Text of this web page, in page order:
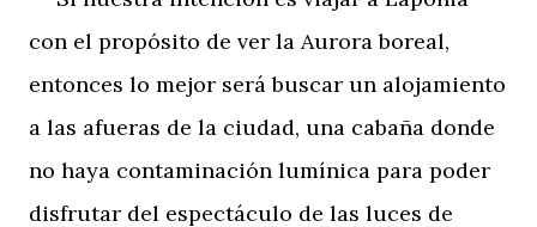
con el propósito de ver la Aurora boreal,
entonces lo mejor será buscar un alojamiento
a las afueras de la ciudad, una cabaña donde
no haya contaminación lumínica para poder
disfrutar del espectáculo de las luces de